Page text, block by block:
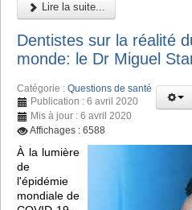
Lire la suite...
Dentistes sur la réalité
monde: le Dr Miguel
Catégorie : Questions de santé
Publication : 6 avril 2020
Mis à jour : 6 avril 2020
Affichages : 6588
À la lumière
de
l'épidémie
mondiale de